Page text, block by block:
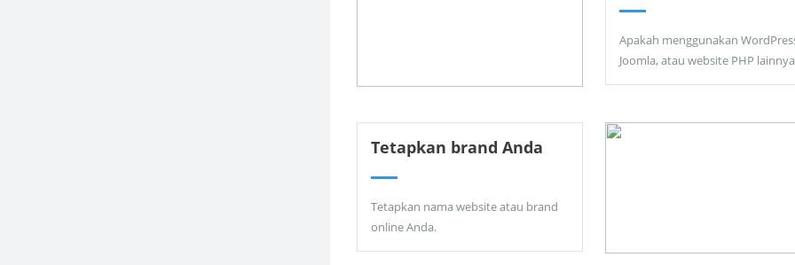
Apakah menggunakan
Joomla, atau website PHP
Tetapkan brand Anda
Tetapkan nama website atau brand
online Anda.